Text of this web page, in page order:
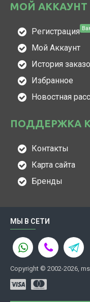
МОЙ АККАУНТ
Регистрация
Мой Аккаунт
История
Избранное
Новостная
ПОДДЕРЖКА
Контакты
Карта сайта
Бренды
МЫ В СЕТИ
Copyright © 2002-2026,